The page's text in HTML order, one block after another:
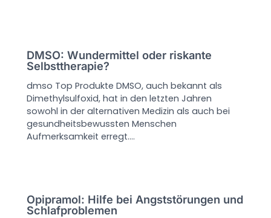
DMSO: Wundermittel oder riskante
Selbsttherapie?
dmso Top Produkte DMSO, auch bekannt als
Dimethylsulfoxid, hat in den letzten Jahren
sowohl in der alternativen Medizin als auch bei
gesundheitsbewussten Menschen
Aufmerksamkeit erregt.…
Opipramol: Hilfe bei Angststörungen und
Schlafproblemen